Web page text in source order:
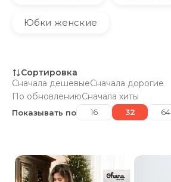
Юбки женские
Сортировка
Сначала дешевыеСначала дорогие
По обновлениюСначала хиты
Показывать по 16 32 64